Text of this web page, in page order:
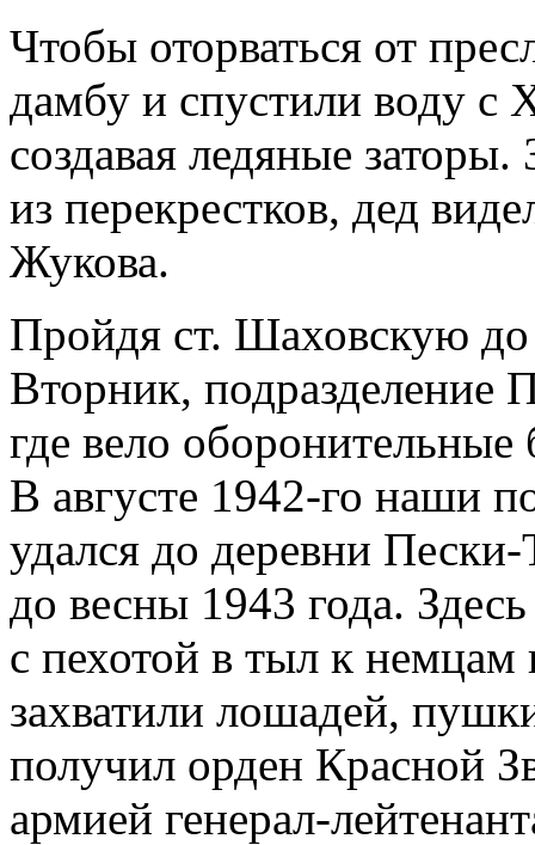
Чтобы оторваться от
дамбу и спустили воду с
создавая ледяные
из перекрестков, дед
Жукова.
Пройдя ст. Шаховскую
Вторник, подразделение
где вело оборонительные
В августе 1942-го наши
удался до деревни
до весны 1943 года.
с пехотой в тыл к
захватили лошадей,
получил орден Красной
армией генерал-